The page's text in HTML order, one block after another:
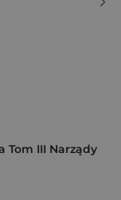
Tom III Narządy